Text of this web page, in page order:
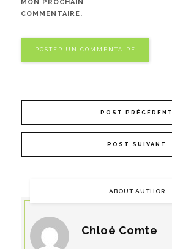
MON PROCHAIN
COMMENTAIRE.
POST PRÉCÉDENT
POST SUIVANT
ABOUT AUTHOR
Chloé Comte